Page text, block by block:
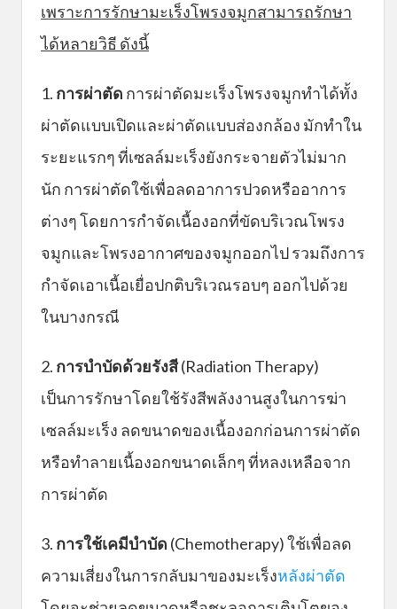
เพราะการรักษามะเร็งโพรงจมูกสามารถรักษา
ได้หลายวิธี ดังนี้
1. การผ่าตัด การผ่าตัดมะเร็งโพรงจมูกทำได้ทั้ง
ผ่าตัดแบบเปิดและผ่าตัดแบบส่องกล้อง มักทำใน
ระยะแรกๆ ที่เซลล์มะเร็งยังกระจายตัวไม่มาก
นัก การผ่าตัดใช้เพื่อลดอาการปวดหรืออาการ
ต่างๆ โดยการกำจัดเนื้องอกที่ขัดบริเวณโพรง
จมูกและโพรงอากาศของจมูกออกไป รวมถึงการ
กำจัดเอาเนื้อเยื่อปกติบริเวณรอบๆ ออกไปด้วย
ในบางกรณี
2. การบำบัดด้วยรังสี(Radiation Therapy)
เป็นการรักษาโดยใช้รังสีพลังงานสูงในการฆ่า
เซลล์มะเร็ง ลดขนาดของเนื้องอกก่อนการผ่าตัด
หรือทำลายเนื้องอกขนาดเล็กๆ ที่หลงเหลือจาก
การผ่าตัด
3. การใช้เคมีบำบัด (Chemotherapy) ใช้เพื่อลด
ความเสี่ยงในการกลับมาของมะเร็งหลังผ่าตัด